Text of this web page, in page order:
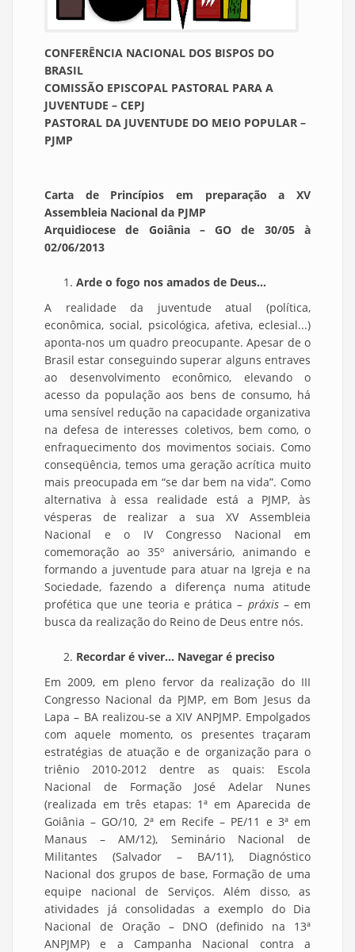
CONFERÊNCIA NACIONAL DOS BISPOS DO
BRASIL
COMISSÃO EPISCOPAL PASTORAL PARA A
JUVENTUDE – CEPJ
PASTORAL DA JUVENTUDE DO MEIO POPULAR –
PJMP
Carta de Princípios em preparação a XV
Assembleia Nacional da PJMP
Arquidiocese de Goiânia – GO de 30/05 à
02/06/2013
Arde o fogo nos amados de Deus...
A realidade da juventude atual (política,
econômica, social, psicológica, afetiva, eclesial...)
aponta-nos um quadro preocupante. Apesar de o
Brasil estar conseguindo superar alguns entraves
ao desenvolvimento econômico, elevando o
acesso da população aos bens de consumo, há
uma sensível redução na capacidade organizativa
na defesa de interesses coletivos, bem como, o
enfraquecimento dos movimentos sociais. Como
conseqüência, temos uma geração acrítica muito
mais preocupada em “se dar bem na vida”. Como
alternativa à essa realidade está a PJMP, às
vésperas de realizar a sua XV Assembleia
Nacional e o IV Congresso Nacional em
comemoração ao 35º aniversário, animando e
formando a juventude para atuar na Igreja e na
Sociedade, fazendo a diferença numa atitude
profética que une teoria e prática – práxis – em
busca da realização do Reino de Deus entre nós.
Recordar é viver... Navegar é preciso
Em 2009, em pleno fervor da realização do III
Congresso Nacional da PJMP, em Bom Jesus da
Lapa – BA realizou-se a XIV ANPJMP. Empolgados
com aquele momento, os presentes traçaram
estratégias de atuação e de organização para o
triênio 2010-2012 dentre as quais: Escola
Nacional de Formação José Adelar Nunes
(realizada em três etapas: 1ª em Aparecida de
Goiânia – GO/10, 2ª em Recife – PE/11 e 3ª em
Manaus – AM/12), Seminário Nacional de
Militantes (Salvador – BA/11), Diagnóstico
Nacional dos grupos de base, Formação de uma
equipe nacional de Serviços. Além disso, as
atividades já consolidadas a exemplo do Dia
Nacional de Oração – DNO (definido na 13ª
ANPJMP) e a Campanha Nacional contra a